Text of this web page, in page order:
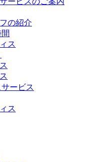
の紹介
ス
ービス
ス